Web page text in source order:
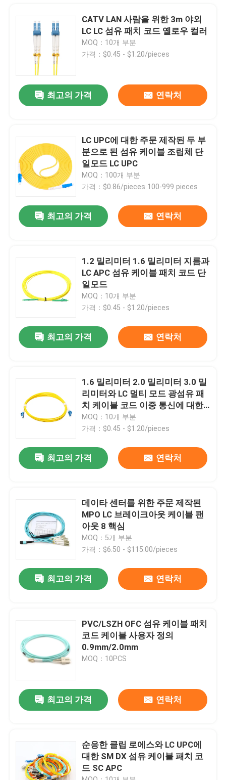
제품 소개
VR 쇼
공장 투어
견적 요청
섬유 케이블 조립체
섬유 케이블 패치 코드
CATV LAN 사람을 위한 3m 야외
LC LC 섬유 패치 코드 옐로우 컬러
MOQ：10개 부분
가격：$0.45 - $1.20/pieces
최고의 가격 연락처
LC UPC에 대한 주문 제작된 두 부
분으로 된 섬유 케이블 조립체 단
일모드 LC UPC
MOQ：100개 부분
가격：$0.86/pieces 100-999 pieces
최고의 가격 연락처
1.2 밀리미터 1.6 밀리미터 지름과
LC APC 섬유 케이블 패치 코드 단
일모드
MOQ：10개 부분
가격：$0.45 - $1.20/pieces
최고의 가격 연락처
1.6 밀리미터 2.0 밀리미터 3.0 밀
리미터와 LC 멀티 모드 광섬유 패
치 케이블 코드 이중 통신에 대한
SM LC
MOQ：10개 부분
가격：$0.45 - $1.20/pieces
최고의 가격 연락처
데이타 센터를 위한 주문 제작된
MPO LC 브레이크아웃 케이블 팬
아웃 8 핵심
MOQ：5개 부분
가격：$6.50 - $115.00/pieces
최고의 가격 연락처
PVC/LSZH OFC 섬유 케이블 패치
코드 케이블 사용자 정의
0.9mm/2.0mm
MOQ：10PCS
최고의 가격 연락처
순응한 클립 로에스와 LC UPC에
대한 SM DX 섬유 케이블 패치 코
드 SC APC